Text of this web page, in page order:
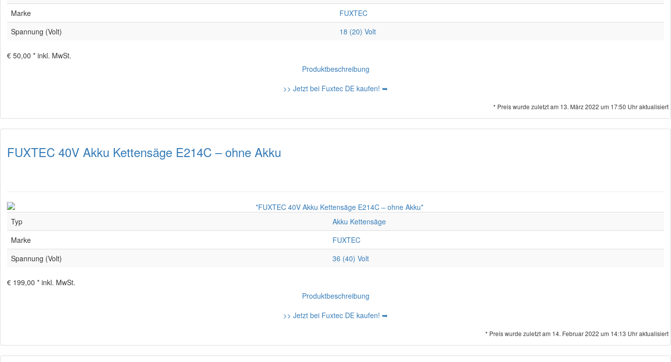
Marke
FUXTEC
Spannung (Volt)
18 (20) Volt
€ 50,00 * inkl. MwSt.
Produktbeschreibung
>> Jetzt bei Fuxtec DE kaufen! ➥
* Preis wurde zuletzt am 13. März 2022 um 17:50 Uhr aktualisiert
FUXTEC 40V Akku Kettensäge E214C – ohne Akku
Typ
Akku Kettensäge
Marke
FUXTEC
Spannung (Volt)
36 (40) Volt
€ 199,00 * inkl. MwSt.
Produktbeschreibung
>> Jetzt bei Fuxtec DE kaufen! ➥
* Preis wurde zuletzt am 14. Februar 2022 um 14:13 Uhr aktualisiert